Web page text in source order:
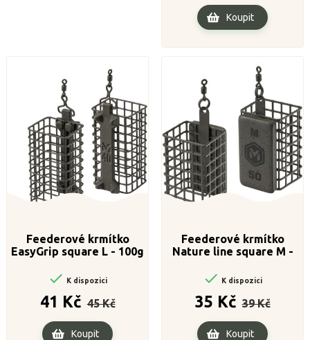
Koupit
Feederové krmítko
EasyGrip square L - 100g
 K dispozici
41 Kč cena
45 Kč
Cena
Koupit
Feederové krmítko
Nature line square M -
 K dispozici
35 Kč cena
39 Kč
Cena
Koupit